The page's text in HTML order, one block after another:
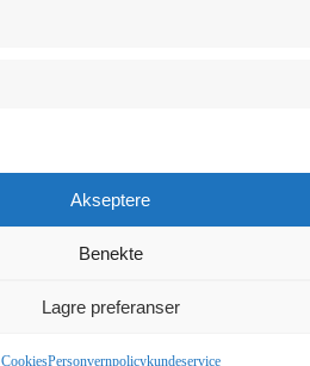
Akseptere
Benekte
Lagre preferanser
CookiesPersonvernpolicykundeservice